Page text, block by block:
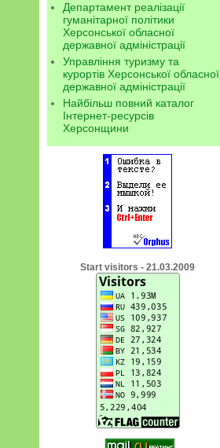
Департамент реалізації
гуманітарної політики
Херсонської обласної
державної адміністрації
Управління туризму та
курортів Херсонської обласної
державної адміністрації
Найбільш повний каталог
Інтернет-ресурсів
Херсонщини
Start visitors - 21.03.2009